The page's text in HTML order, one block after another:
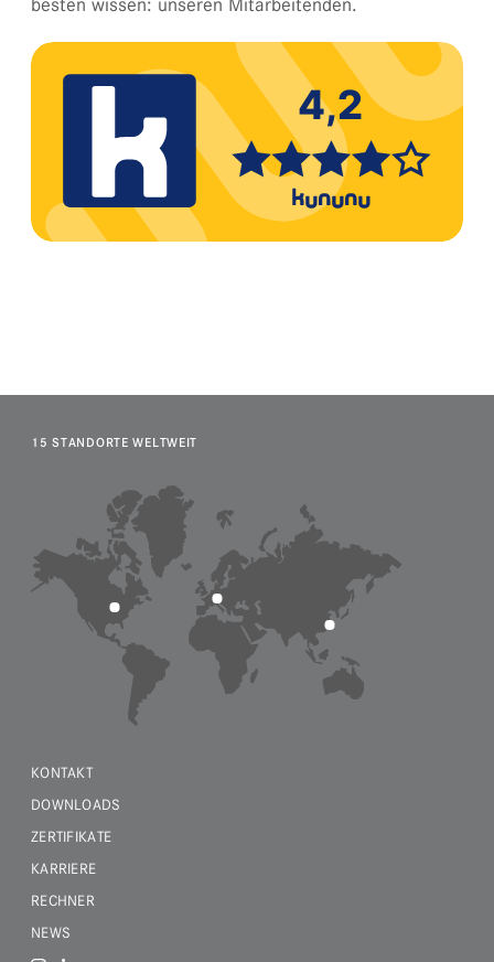
besten wissen: unseren Mitarbeitenden.
15 STANDORTE WELTWEIT
KONTAKT
DOWNLOADS
ZERTIFIKATE
KARRIERE
RECHNER
NEWS